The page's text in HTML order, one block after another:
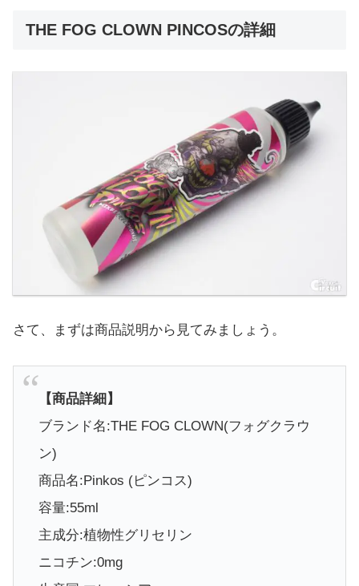
THE FOG CLOWN PINCOSの詳細
さて、まずは商品説明から見てみましょう。
【商品詳細】
ブランド名:THE FOG CLOWN(フォグクラウ
ン)
商品名:Pinkos (ピンコス)
容量:55ml
主成分:植物性グリセリン
ニコチン:0mg